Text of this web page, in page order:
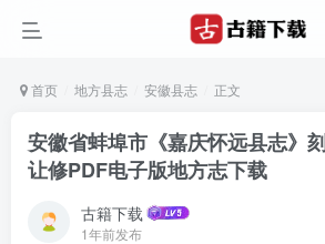
首页 地方县志 安徽县志 正文
安徽省蚌埠市《嘉庆怀远县志》
让修PDF电子版地方志下载
古籍下载
1年前发布